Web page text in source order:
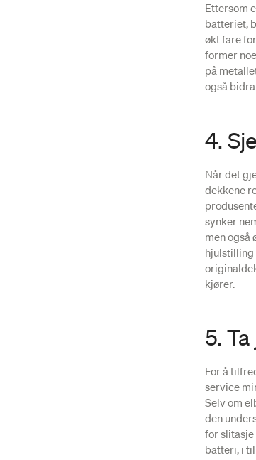
Ettersom
batteriet,
økt fare
former
på
også
4.
Når det
dekkene
synker
men også
hjulstilling
kjører.
5.
For å
service
Selv om
den
for slitasje
batteri, i